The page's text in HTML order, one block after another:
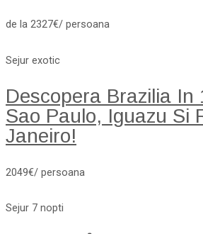
de la 2327€/ persoana
Sejur exotic
Descopera Brazilia In
Sao Paulo, Iguazu Si
Janeiro!
2049€/ persoana
Sejur 7 nopti